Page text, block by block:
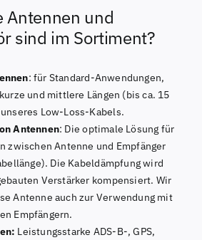
Antennen und
sind im Sortiment?
: für Standard-Anwendungen,
und mittlere Längen (bis ca. 15
Low-Loss-Kabels.
Antennen: Die optimale Lösung für
zwischen Antenne und Empfänger
Die Kabeldämpfung wird
Verstärker kompensiert. Wir
Antenne auch zur Verwendung mit
Empfängern.
Leistungsstarke ADS-B-, GPS,